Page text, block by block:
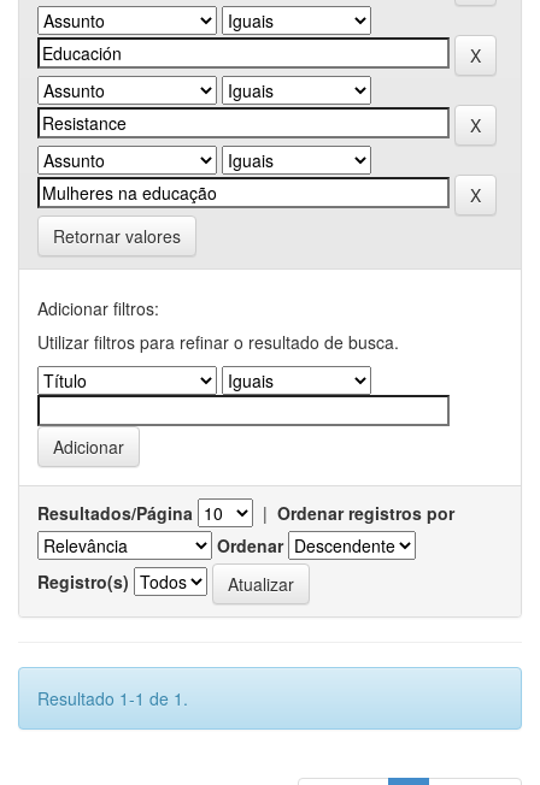
Retornar valores
Adicionar filtros:
Utilizar filtros para refinar o resultado de busca.
Resultados/Página | Ordenar registros por
Ordenar
Registro(s)
Resultado 1-1 de 1.